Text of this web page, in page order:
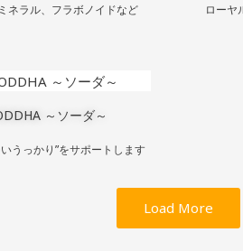
ネラル、フラボノイドなど ローヤ
～ソーダ～
うっかり”をサポートします
Load More